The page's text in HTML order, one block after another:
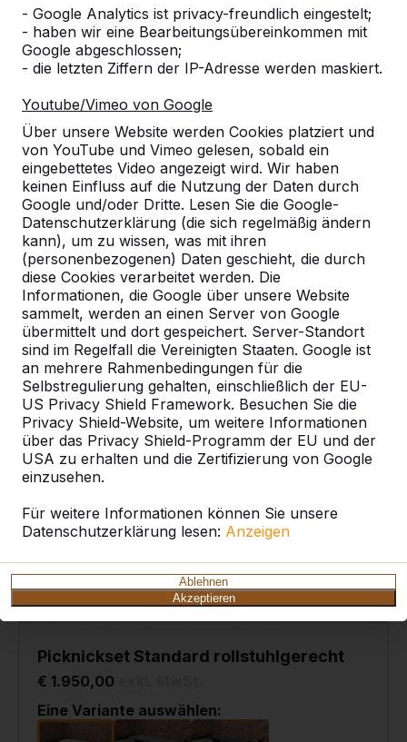
- Google Analytics ist privacy-freundlich eingestelt;
- haben wir eine Bearbeitungsübereinkommen mit
Google abgeschlossen;
- die letzten Ziffern der IP-Adresse werden maskiert.
Youtube/Vimeo von Google
Über unsere Website werden Cookies platziert und
von YouTube und Vimeo gelesen, sobald ein
eingebettetes Video angezeigt wird. Wir haben
keinen Einfluss auf die Nutzung der Daten durch
Google und/oder Dritte. Lesen Sie die Google-
Datenschutzerklärung (die sich regelmäßig ändern
kann), um zu wissen, was mit ihren
(personenbezogenen) Daten geschieht, die durch
diese Cookies verarbeitet werden. Die
Informationen, die Google über unsere Website
sammelt, werden an einen Server von Google
übermittelt und dort gespeichert. Server-Standort
sind im Regelfall die Vereinigten Staaten. Google ist
an mehrere Rahmenbedingungen für die
Selbstregulierung gehalten, einschließlich der EU-
US Privacy Shield Framework. Besuchen Sie die
Privacy Shield-Website, um weitere Informationen
über das Privacy Shield-Programm der EU und der
USA zu erhalten und die Zertifizierung von Google
einzusehen.
Für weitere Informationen können Sie unsere
Datenschutzerklärung lesen: Anzeigen
Ablehnen
Akzeptieren
Picknickset Standard oval
€ 1.950,00 exkl. MwSt.
Eine Variante auswählen:
Produkt ansehen
Picknickset Standard rollstuhlgerecht
€ 1.950,00
Eine Variante auswählen: